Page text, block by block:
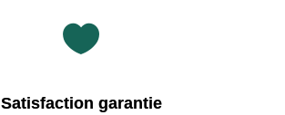

Satisfaction garantie